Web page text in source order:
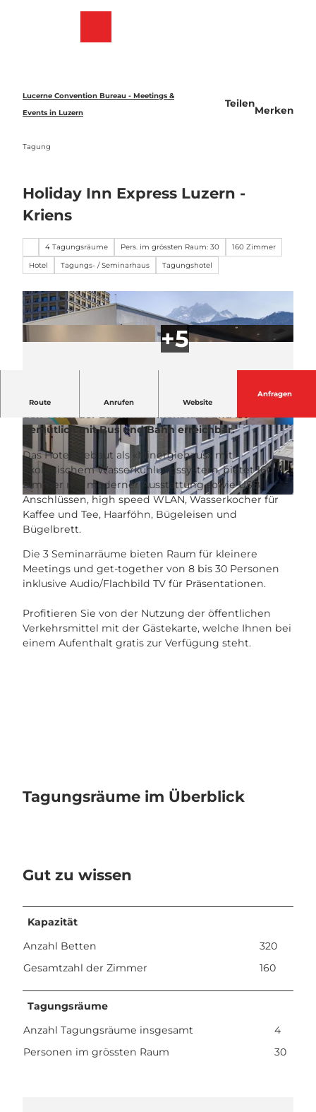
Lucerne Convention Bureau - Meetings &
Events in Luzern
Tagung
Teilen
Merken
Holiday Inn Express Luzern -
Kriens
4 Tagungsräume Pers. im grössten Raum: 30 160 Zimmer
Hotel Tagungs- / Seminarhaus Tagungshotel
© Holiday Inn Express Luzern - Kriens |CC-BY-NC-ND
© Holiday Inn Express Luzern - Kriens |
CC-BY-NC-ND
© Holiday Inn Express Luzern - Kriens |
CC-BY-NC-ND
Route Anrufen Website
Anfragen
Das Holiday Inn Express® Luzern – Kriens liegt vor
den Toren der Luzerner Innenstadt und ist
gemütlich mit Bus und Bahn erreichbar.
Das Hotel, gebaut als «Minergiehaus» mit
ökologischem Wasserkühlungssystem, bietet 160
Zimmer mit moderner Ausstattung sowie USB
Anschlüssen, high speed WLAN, Wasserkocher für
Kaffee und Tee, Haarföhn, Bügeleisen und
Bügelbrett.
Die 3 Seminarräume bieten Raum für kleinere
Meetings und get-together von 8 bis 30 Personen
inklusive Audio/Flachbild TV für Präsentationen.
Profitieren Sie von der Nutzung der öffentlichen
Verkehrsmittel mit der Gästekarte, welche Ihnen bei
einem Aufenthalt gratis zur Verfügung steht.
Tagungsräume im Überblick
Gut zu wissen
Kapazität
Anzahl Betten
320
Gesamtzahl der Zimmer
160
Tagungsräume
Anzahl Tagungsräume insgesamt
4
Personen im grössten Raum
30